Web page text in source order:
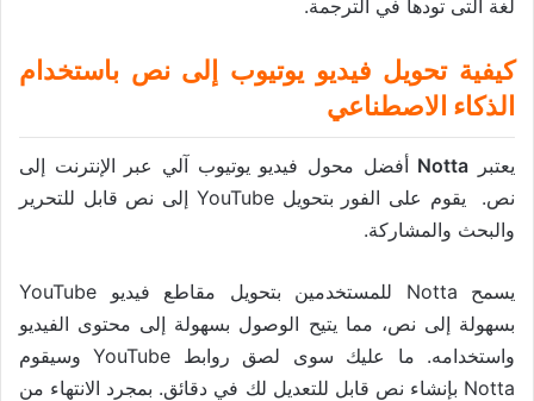
لغة التى تودها في الترجمة.
كيفية تحويل فيديو يوتيوب إلى نص باستخدام
الذكاء الاصطناعي
يعتبر Notta أفضل محول فيديو يوتيوب آلي عبر الإنترنت إلى
نص. يقوم على الفور بتحويل YouTube إلى نص قابل للتحرير
والبحث والمشاركة.
يسمح Notta للمستخدمين بتحويل مقاطع فيديو YouTube
بسهولة إلى نص، مما يتيح الوصول بسهولة إلى محتوى الفيديو
واستخدامه. ما عليك سوى لصق روابط YouTube وسيقوم
Notta بإنشاء نص قابل للتعديل لك في دقائق. بمجرد الانتهاء من